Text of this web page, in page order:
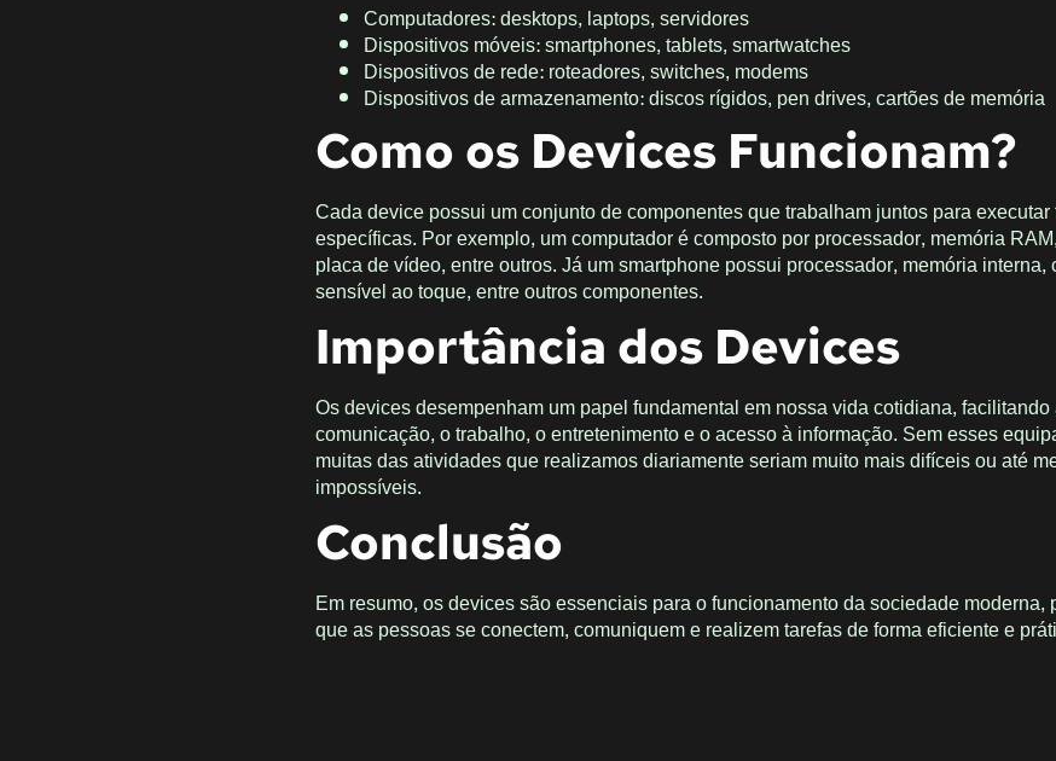
Computadores: desktops, laptops, servidores
Dispositivos móveis: smartphones, tablets, smartwatches
Dispositivos de rede: roteadores, switches, modems
Dispositivos de armazenamento: discos rígidos, pen drives, cartões de memória
Como os Devices Funcionam?
Cada device possui um conjunto de componentes que trabalham juntos para
específicas. Por exemplo, um computador é composto por processador, memória
placa de vídeo, entre outros. Já um smartphone possui processador, memória interna,
sensível ao toque, entre outros componentes.
Importância dos Devices
Os devices desempenham um papel fundamental em nossa vida cotidiana, facilitando
comunicação, o trabalho, o entretenimento e o acesso à informação. Sem esses
muitas das atividades que realizamos diariamente seriam muito mais difíceis ou até
impossíveis.
Conclusão
Em resumo, os devices são essenciais para o funcionamento da sociedade moderna,
que as pessoas se conectem, comuniquem e realizem tarefas de forma eficiente e